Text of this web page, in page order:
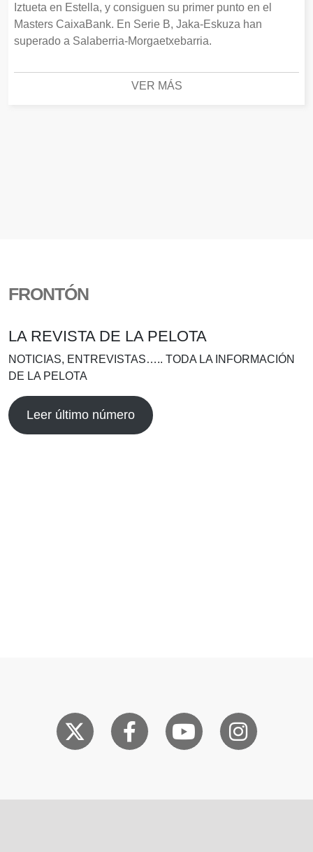
Iztueta en Estella, y consiguen su primer punto en el
Masters CaixaBank. En Serie B, Jaka-Eskuza han
superado a Salaberria-Morgaetxebarria.
VER MÁS
FRONTÓN
LA REVISTA DE LA PELOTA
NOTICIAS, ENTREVISTAS….. TODA LA INFORMACIÓN
DE LA PELOTA
Leer último número